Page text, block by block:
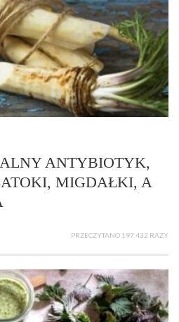
ANTYBIOTYK,
MIGDAŁKI, A
PRZECZYTANO 197 432 RAZY